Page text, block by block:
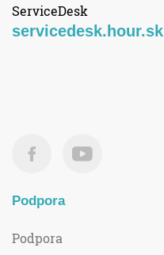
ServiceDesk
servicedesk.hour.sk
Podpora
Podpora